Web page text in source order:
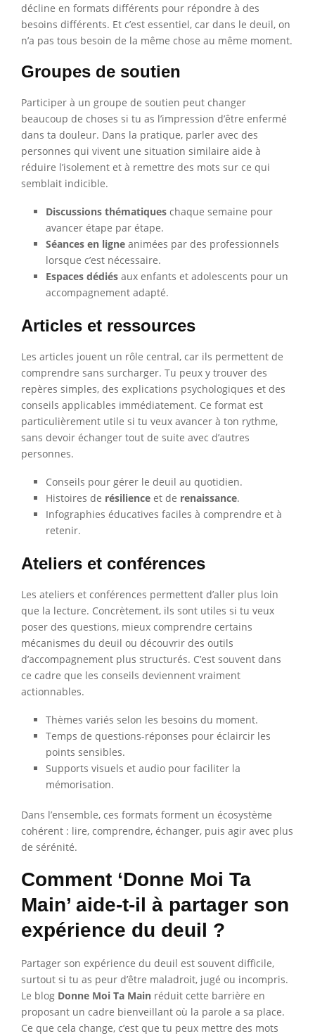
décline en formats différents pour répondre à des
besoins différents. Et c’est essentiel, car dans le deuil, on
n’a pas tous besoin de la même chose au même moment.
Groupes de soutien
Participer à un groupe de soutien peut changer
beaucoup de choses si tu as l’impression d’être enfermé
dans ta douleur. Dans la pratique, parler avec des
personnes qui vivent une situation similaire aide à
réduire l’isolement et à remettre des mots sur ce qui
semblait indicible.
Discussions thématiques chaque semaine pour
avancer étape par étape.
Séances en ligne animées par des professionnels
lorsque c’est nécessaire.
Espaces dédiés aux enfants et adolescents pour un
accompagnement adapté.
Articles et ressources
Les articles jouent un rôle central, car ils permettent de
comprendre sans surcharger. Tu peux y trouver des
repères simples, des explications psychologiques et des
conseils applicables immédiatement. Ce format est
particulièrement utile si tu veux avancer à ton rythme,
sans devoir échanger tout de suite avec d’autres
personnes.
Conseils pour gérer le deuil au quotidien.
Histoires de résilience et de renaissance.
Infographies éducatives faciles à comprendre et à
retenir.
Ateliers et conférences
Les ateliers et conférences permettent d’aller plus loin
que la lecture. Concrètement, ils sont utiles si tu veux
poser des questions, mieux comprendre certains
mécanismes du deuil ou découvrir des outils
d’accompagnement plus structurés. C’est souvent dans
ce cadre que les conseils deviennent vraiment
actionnables.
Thèmes variés selon les besoins du moment.
Temps de questions-réponses pour éclaircir les
points sensibles.
Supports visuels et audio pour faciliter la
mémorisation.
Dans l’ensemble, ces formats forment un écosystème
cohérent : lire, comprendre, échanger, puis agir avec plus
de sérénité.
Comment ‘Donne Moi Ta
Main’ aide-t-il à partager son
expérience du deuil ?
Partager son expérience du deuil est souvent difficile,
surtout si tu as peur d’être maladroit, jugé ou incompris.
Le blog Donne Moi Ta Main réduit cette barrière en
proposant un cadre bienveillant où la parole a sa place.
Ce que cela change, c’est que tu peux mettre des mots